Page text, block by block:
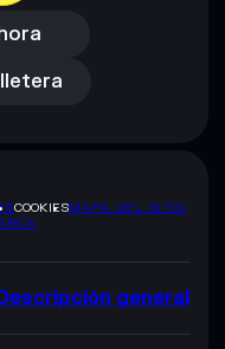
COOKIESMAPA DEL SITIO
general